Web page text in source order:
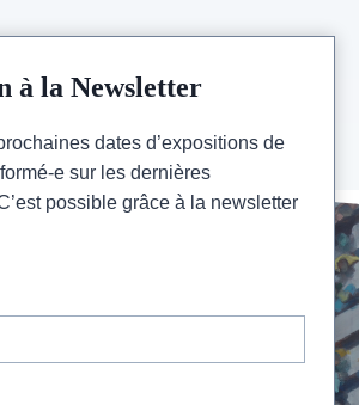
29
2022à la Newsletter
dates d’expositions de
e sur les dernières
possible grâce à la newsletter